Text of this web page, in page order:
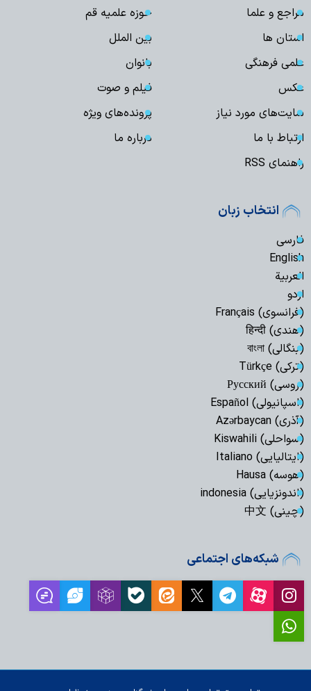
مراجع و علما
حوزه علمیه قم
استان ها
بین الملل
علمی فرهنگی
بانوان
عکس
فیلم و صوت
سایت‌های مورد نیاز
پرونده‌های ویژه
ارتباط با ما
درباره ما
راهنمای RSS
انتخاب زبان
فارسی
English
العربیة
اردو
(فرانسوی) Français
(هندی) हिन्दी
(بنگالی) বাংলা
(ترکی) Türkçe
(روسی) Русский
(اسپانیولی) Español
(آذری) Azərbaycan
(سواحلی) Kiswahili
(ایتالیایی) Italiano
(هوسه) Hausa
(اندونزیایی) indonesia
(چینی) 中文
شبکه‌های اجتماعی